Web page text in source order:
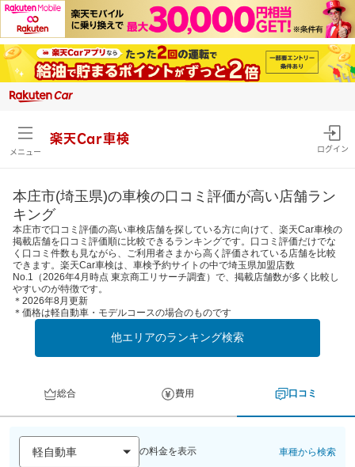
メニュー
楽天Car車検
ログイン
本庄市(埼玉県)の車検の口コミ評価が高い店舗ラン
キング
本庄市で口コミ評価の高い車検店舗を探している方に向けて、楽天Car車検の
掲載店舗を口コミ評価順に比較できるランキングです。口コミ評価だけでな
く口コミ件数も見ながら、ご利用者さまから高く評価されている店舗を比較
できます。楽天Car車検は、車検予約サイトの中で埼玉県加盟店数
No.1（2026年4月時点 東京商工リサーチ調査）で、掲載店舗数が多く比較し
やすいのが特徴です。
＊2026年8月更新
＊価格は軽自動車・モデルコースの場合のものです
他エリアのランキング検索
総合 費用 口コミ
の料金を表示 車種から検索